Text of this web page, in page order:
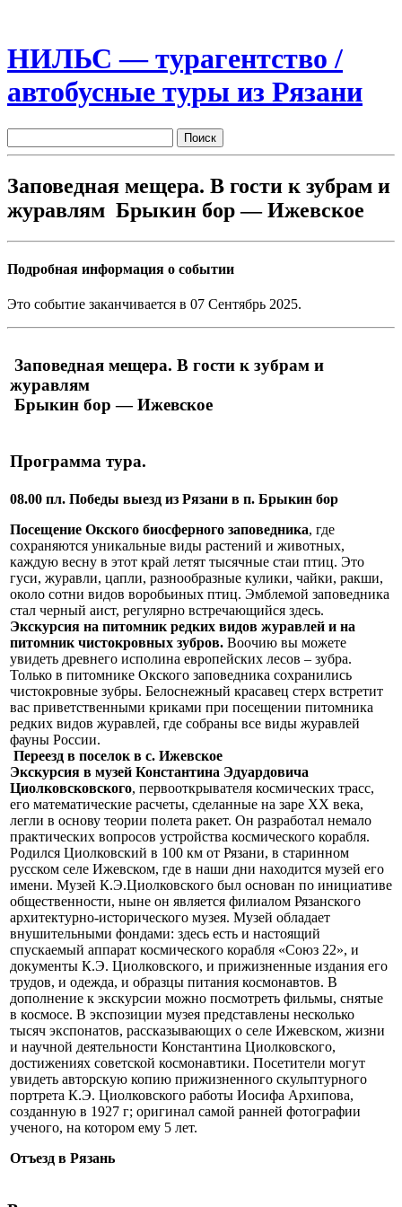
НИЛЬС — турагентство /
автобусные туры из Рязани
Заповедная мещера. В гости к зубрам и
журавлям Брыкин бор — Ижевское
Подробная информация о событии
Это событие заканчивается в 07 Сентябрь 2025.
Заповедная мещера. В гости к зубрам и
журавлям
Брыкин бор — Ижевское
Программа тура.
08.00 пл. Победы выезд из Рязани в п. Брыкин бор
Посещение Окского биосферного заповедника, где
сохраняются уникальные виды растений и животных,
каждую весну в этот край летят тысячные стаи птиц. Это
гуси, журавли, цапли, разнообразные кулики, чайки, ракши,
около сотни видов воробьиных птиц. Эмблемой заповедника
стал черный аист, регулярно встречающийся здесь.
Экскурсия на питомник редких видов журавлей и на
питомник чистокровных зубров. Воочию вы можете
увидеть древнего исполина европейских лесов – зубра.
Только в питомнике Окского заповедника сохранились
чистокровные зубры. Белоснежный красавец стерх встретит
вас приветственными криками при посещении питомника
редких видов журавлей, где собраны все виды журавлей
фауны России.
Переезд в поселок в с. Ижевское
Экскурсия в музей Константина Эдуардовича
Циолковсковского, первооткрывателя космических трасс,
его математические расчеты, сделанные на заре XX века,
легли в основу теории полета ракет. Он разработал немало
практических вопросов устройства космического корабля.
Родился Циолковский в 100 км от Рязани, в старинном
русском селе Ижевском, где в наши дни находится музей его
имени. Музей К.Э.Циолковского был основан по инициативе
общественности, ныне он является филиалом Рязанского
архитектурно-исторического музея. Музей обладает
внушительными фондами: здесь есть и настоящий
спускаемый аппарат космического корабля «Союз 22», и
документы К.Э. Циолковского, и прижизненные издания его
трудов, и одежда, и образцы питания космонавтов. В
дополнение к экскурсии можно посмотреть фильмы, снятые
в космосе. В экспозиции музея представлены несколько
тысяч экспонатов, рассказывающих о селе Ижевском, жизни
и научной деятельности Константина Циолковского,
достижениях советской космонавтики. Посетители могут
увидеть авторскую копию прижизненного скульптурного
портрета К.Э. Циолковского работы Иосифа Архипова,
созданную в 1927 г; оригинал самой ранней фотографии
ученого, на котором ему 5 лет.
Отъезд в Рязань